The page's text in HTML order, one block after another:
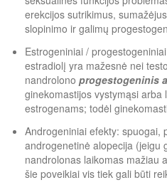
erekcijos sutrikimus,
slopinimo ir galimų
Estrogeniniai /
estradiolį yra mažesnė nei
nandrolono progestogeninis
ginekomastijos vystymąsi
estrogenams; todėl
Androgeniniai efekty: spuogai,
androgenetinė alopecija
nandrolonas laikomas mažiau
šie poveikiai vis tiek gali būti